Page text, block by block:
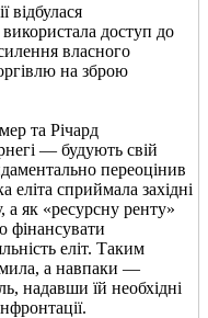
відбулася
використала доступ до
власного
на зброю
та Річард
— будують свій
переоцінив
еліта сприймала західні
а як «ресурсну ренту»
фінансувати
еліт. Таким
а навпаки —
надавши їй необхідні